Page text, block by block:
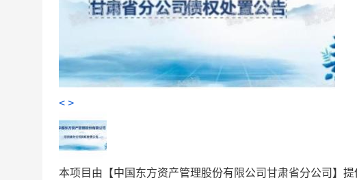
< >
本项目由【中国东方资产管理股份有限公司甘肃省分公司】